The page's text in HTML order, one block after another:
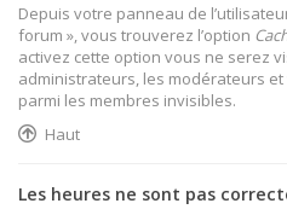
Depuis votre panneau de
forum », vous trouverez l’option
activez cette option vous ne serez
administrateurs, les modérateurs
parmi les membres invisibles.
Haut
Les heures ne sont pas